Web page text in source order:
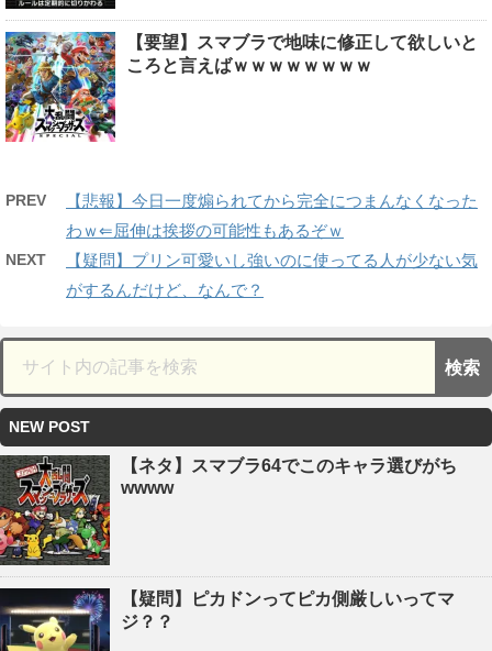
【要望】スマブラで地味に修正して欲しいと
ころと言えばｗｗｗｗｗｗｗｗ
PREV
【悲報】今日一度煽られてから完全につまんなくなった
わｗ⇐屈伸は挨拶の可能性もあるぞｗ
NEXT
【疑問】プリン可愛いし強いのに使ってる人が少ない気
がするんだけど、なんで？
NEW POST
【ネタ】スマブラ64でこのキャラ選びがち
wwww
【疑問】ピカドンってピカ側厳しいってマ
ジ？？